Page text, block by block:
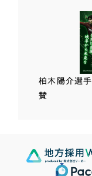
柏木陽介選手
賛